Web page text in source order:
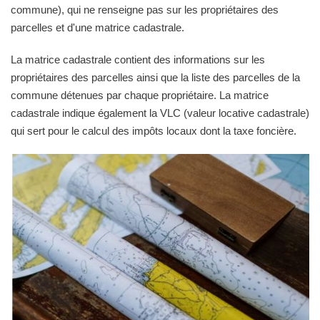
commune), qui ne renseigne pas sur les propriétaires des
parcelles et d'une matrice cadastrale.
La matrice cadastrale contient des informations sur les
propriétaires des parcelles ainsi que la liste des parcelles de la
commune détenues par chaque propriétaire. La matrice
cadastrale indique également la VLC (valeur locative cadastrale)
qui sert pour le calcul des impôts locaux dont la taxe foncière.